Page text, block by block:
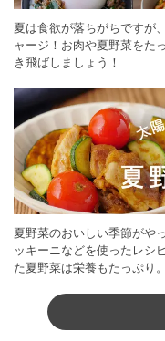
夏は食欲が落ちがちですが
ャージ！お肉や夏野菜をた
き飛ばしましょう！
夏野菜のおいしい季節がや
ッキーニなどを使ったレシ
た夏野菜は栄養もたっぷり